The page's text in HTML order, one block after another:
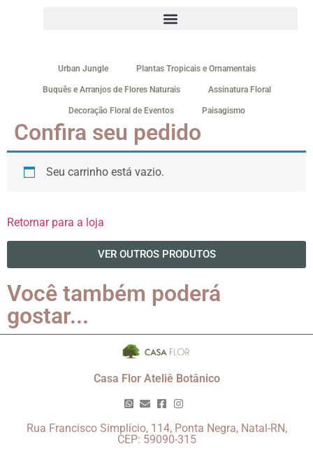
Urban Jungle Plantas Tropicais e Ornamentais
Buquês e Arranjos de Flores Naturais Assinatura Floral
Decoração Floral de Eventos Paisagismo
Confira seu pedido
Seu carrinho está vazio.
Retornar para a loja
VER OUTROS PRODUTOS
Você também poderá
gostar...
Casa Flor Ateliê Botânico
Rua Francisco Simplício, 114, Ponta Negra, Natal-RN,
CEP: 59090-315